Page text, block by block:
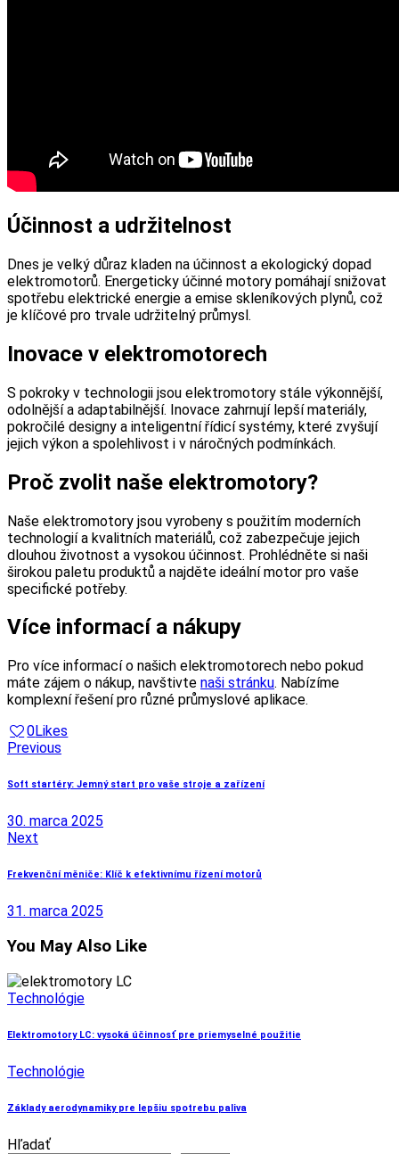
Účinnost a udržitelnost
Dnes je velký důraz kladen na účinnost a ekologický dopad
elektromotorů. Energeticky účinné motory pomáhají snižovat
spotřebu elektrické energie a emise skleníkových plynů, což
je klíčové pro trvale udržitelný průmysl.
Inovace v elektromotorech
S pokroky v technologii jsou elektromotory stále výkonnější,
odolnější a adaptabilnější. Inovace zahrnují lepší materiály,
pokročilé designy a inteligentní řídicí systémy, které zvyšují
jejich výkon a spolehlivost i v náročných podmínkách.
Proč zvolit naše elektromotory?
Naše elektromotory jsou vyrobeny s použitím moderních
technologií a kvalitních materiálů, což zabezpečuje jejich
dlouhou životnost a vysokou účinnost. Prohlédněte si naši
širokou paletu produktů a najděte ideální motor pro vaše
specifické potřeby.
Více informací a nákupy
Pro více informací o našich elektromotorech nebo pokud
máte zájem o nákup, navštivte naši stránku. Nabízíme
komplexní řešení pro různé průmyslové aplikace.
0Likes
Navigácia
v
Previous
Soft startéry: Jemný start pro vaše stroje a zařízení
30. marca 2025
Next
Frekvenční měniče: Klíč k efektivnímu řízení motorů
31. marca 2025
You May Also Like
Technológie
Elektromotory LC: vysoká účinnosť pre priemyselné použitie
Technológie
Základy aerodynamiky pre lepšiu spotrebu paliva
Hľadať